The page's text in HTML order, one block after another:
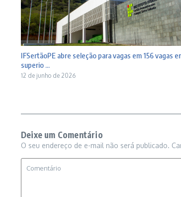
IFSertãoPE abre seleção para vagas em 156 vagas
superio ...
12 de junho de 2026
Deixe um Comentário
O seu endereço de e-mail não será publicado.